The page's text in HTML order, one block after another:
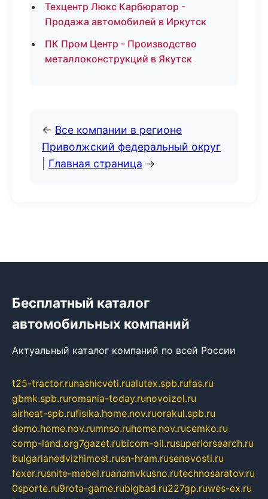
Техцентр Люкс Карбюратор -
Продажа автомобилей в Иркутск
ПК Пром Центр - Производство
металлоконструкций в Якутск
← Все компании в регионе
Приволжский федеральный округ
Главная страница →
Бесплатный каталог
автомобильных компаний
Актуальный каталог компаний по всей России
t25-tractor.runashicveti.rualutex.spb.rufas.ru
gbmk.spb.ruromania-today.runovoizol.ru
airheat-spb.rufisika.home.nov.ruorakul.spb.ru
demo.home.nov.rumnso.ruhome.nov.rucemko.ru
comp-land.org7gazet.rubicom-oil.rusuperiorsearch.ru
bulgarianedvizhimost.rusn-hram.rusenovosti.ru
fexer.rusnite-mebel.ruanamvkusno.rutechnosaratov.ru
0sporte.ru9rota-game.rubigbad.ru227gp.ruwes-ex.ru